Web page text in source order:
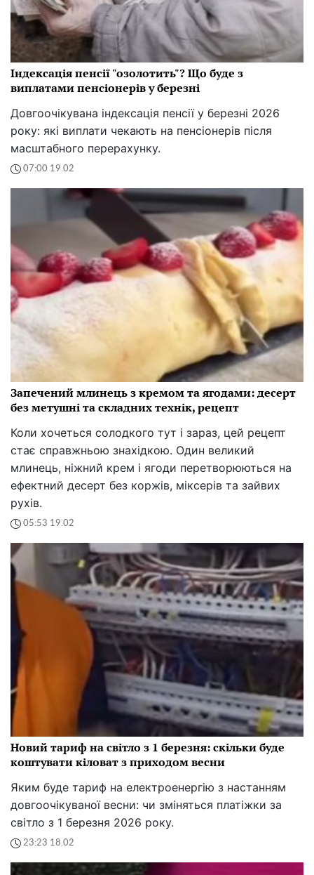
Індексація пенсії "озолотить"? Що буде з
виплатами пенсіонерів у березні
Довгоочікувана індексація пенсії у березні 2026
року: які виплати чекають на пенсіонерів після
масштабного перерахунку.
07:00 19.02
Запечений млинець з кремом та ягодами: десерт
без метушні та складних технік, рецепт
Коли хочеться солодкого тут і зараз, цей рецепт
стає справжньою знахідкою. Один великий
млинець, ніжний крем і ягоди перетворюються на
ефектний десерт без коржів, міксерів та зайвих
рухів.
05:53 19.02
Новий тариф на світло з 1 березня: скільки буде
коштувати кіловат з приходом весни
Яким буде тариф на електроенергію з настанням
довгоочікуваної весни: чи зміняться платіжки за
світло з 1 березня 2026 року.
23:23 18.02